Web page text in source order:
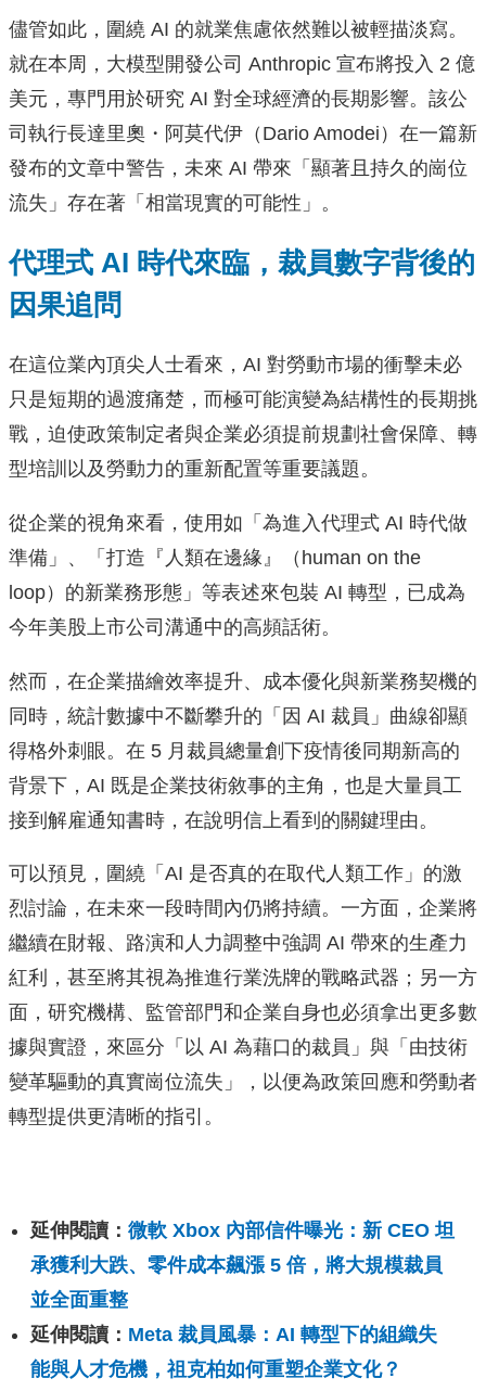
儘管如此，圍繞 AI 的就業焦慮依然難以被輕描淡寫。
就在本周，大模型開發公司 Anthropic 宣布將投入 2 億
美元，專門用於研究 AI 對全球經濟的長期影響。該公
司執行長達里奧・阿莫代伊（Dario Amodei）在一篇新
發布的文章中警告，未來 AI 帶來「顯著且持久的崗位
流失」存在著「相當現實的可能性」。
代理式 AI 時代來臨，裁員數字背後的
因果追問
在這位業內頂尖人士看來，AI 對勞動市場的衝擊未必
只是短期的過渡痛楚，而極可能演變為結構性的長期挑
戰，迫使政策制定者與企業必須提前規劃社會保障、轉
型培訓以及勞動力的重新配置等重要議題。
從企業的視角來看，使用如「為進入代理式 AI 時代做
準備」、「打造『人類在邊緣』（human on the
loop）的新業務形態」等表述來包裝 AI 轉型，已成為
今年美股上市公司溝通中的高頻話術。
然而，在企業描繪效率提升、成本優化與新業務契機的
同時，統計數據中不斷攀升的「因 AI 裁員」曲線卻顯
得格外刺眼。在 5 月裁員總量創下疫情後同期新高的
背景下，AI 既是企業技術敘事的主角，也是大量員工
接到解雇通知書時，在說明信上看到的關鍵理由。
可以預見，圍繞「AI 是否真的在取代人類工作」的激
烈討論，在未來一段時間內仍將持續。一方面，企業將
繼續在財報、路演和人力調整中強調 AI 帶來的生產力
紅利，甚至將其視為推進行業洗牌的戰略武器；另一方
面，研究機構、監管部門和企業自身也必須拿出更多數
據與實證，來區分「以 AI 為藉口的裁員」與「由技術
變革驅動的真實崗位流失」，以便為政策回應和勞動者
轉型提供更清晰的指引。
延伸閱讀： 微軟 Xbox 內部信件曝光：新 CEO 坦
承獲利大跌、零件成本飆漲 5 倍，將大規模裁員
並全面重整
延伸閱讀： Meta 裁員風暴：AI 轉型下的組織失
能與人才危機，祖克柏如何重塑企業文化？